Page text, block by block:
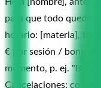
para que todo quede
horario: [materia],
€ por sesión / bono de
momento, p. ej.
Cancelaciones: con